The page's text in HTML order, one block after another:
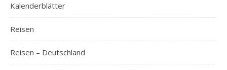
Kalenderblätter
Reisen
Reisen – Deutschland